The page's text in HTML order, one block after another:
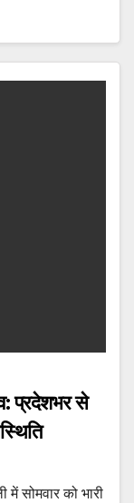
प्रदेशभर से
सोमवार को भारी